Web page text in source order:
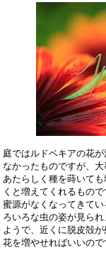
庭ではルドベキアの花
なかったものですが、
あたらしく種を蒔いて
くと増えてくれるもの
蜜源がなくなってきて
ろいろな虫の姿が見ら
ようで、近くに脱皮殻